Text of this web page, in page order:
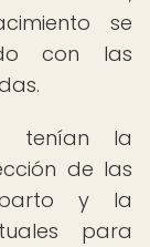
se
con las
tenían la
de las
y la
para